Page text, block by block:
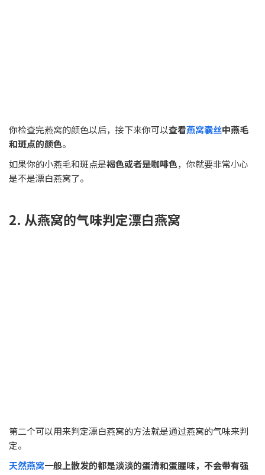
你检查完燕窝的颜色以后，接下来你可以查看燕窝囊丝中燕毛
和斑点的颜色。
如果你的小燕毛和斑点是褐色或者是咖啡色，你就要非常小心
是不是漂白燕窝了。
2. 从燕窝的气味判定漂白燕窝
第二个可以用来判定漂白燕窝的方法就是通过燕窝的气味来判
定。
天然燕窝一般上散发的都是淡淡的蛋清和蛋腥味，不会带有强